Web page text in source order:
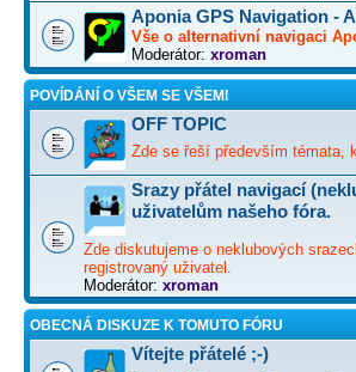
Aponia GPS Navigation -
Vše o alternativní navigaci
Moderátor: xroman
POVÍDÁNÍ O VŠEM SE VŠEMI
OFF TOPIC
Zde se řeší především témata,
Srazy přátel navigací
uživatelům našeho fóra.
Zde diskutujeme o neklubových
registrovaný uživatel.
Moderátor: xroman
OBECNÁ DISKUZE K TOMUTO FÓRU
Vítejte přátelé ;-)